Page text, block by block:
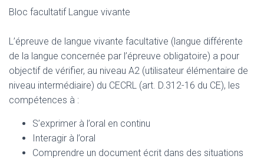
Bloc facultatif Langue vivante
L’épreuve de langue vivante facultative (langue différente
de la langue concernée par l’épreuve obligatoire) a pour
objectif de vérifier, au niveau A2 (utilisateur élémentaire de
niveau intermédiaire) du CECRL (art. D.312-16 du CE), les
compétences à :
S’exprimer à l’oral en continu
Interagir à l’oral
Comprendre un document écrit dans des situations